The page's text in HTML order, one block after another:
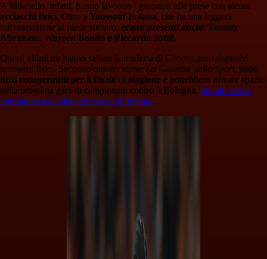
A Milanello, infatti, hanno lavorato i giocatori alle prese con alcuni
acciacchi fisici. Oltre a Youssouf Fofana, che ha una leggera
infiammazione al piede sinistro, erano presenti anche Tammy
Abraham, Warren Bondo e Riccardo Sottil.
Questi ultimi tre hanno saltato la trasferta di Genova per i rispettivi
problemi fisici. Secondo quanto scrive La Gazzetta dello Sport, sono
tutti recuperabili per il finale di stagione e potrebbero trovare spazio
nella prossima gara di campionato contro il Bologna. Intanto svolta
imminente sull'allenatore: ecco il borsino...